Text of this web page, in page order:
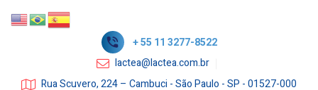
+ 55 11 3277-8522
lactea@lactea.com.br
Rua Scuvero, 224 – Cambuci - São Paulo - SP - 01527-000